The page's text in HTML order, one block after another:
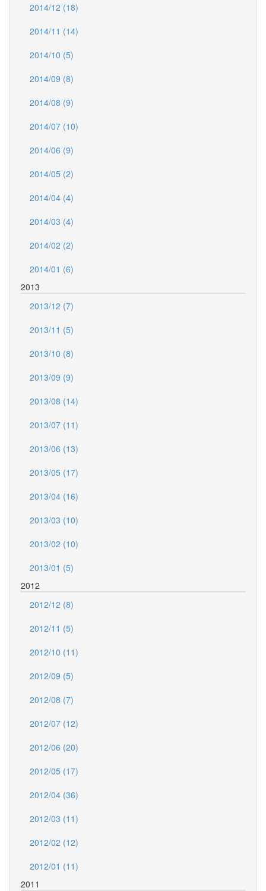
2014/12 (18)
2014/11 (14)
2014/10 (5)
2014/09 (8)
2014/08 (9)
2014/07 (10)
2014/06 (9)
2014/05 (2)
2014/04 (4)
2014/03 (4)
2014/02 (2)
2014/01 (6)
2013
2013/12 (7)
2013/11 (5)
2013/10 (8)
2013/09 (9)
2013/08 (14)
2013/07 (11)
2013/06 (13)
2013/05 (17)
2013/04 (16)
2013/03 (10)
2013/02 (10)
2013/01 (5)
2012
2012/12 (8)
2012/11 (5)
2012/10 (11)
2012/09 (5)
2012/08 (7)
2012/07 (12)
2012/06 (20)
2012/05 (17)
2012/04 (36)
2012/03 (11)
2012/02 (12)
2012/01 (11)
2011